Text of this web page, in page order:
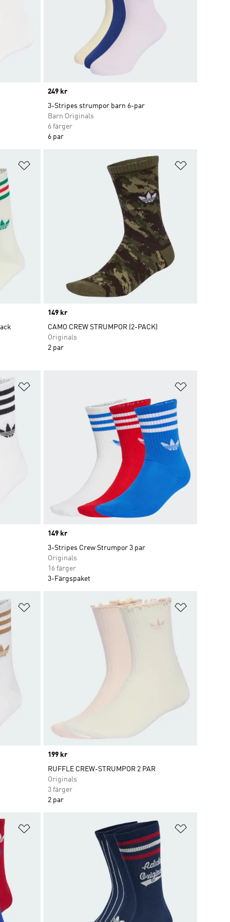
Price
249 kr
3-Stripes strumpor barn 6-par
Barn Originals
6 färger
6 par
Lägg till på önskelistan
Price
149 kr
CAMO CREW STRUMPOR (2-PACK)
Originals
2 par
Price
149 kr
3-Stripes Crew Strumpor 3 par
Originals
16 färger
3-Färgspaket
Lägg till på önskelistan
Price
199 kr
RUFFLE CREW-STRUMPOR 2 PAR
Originals
3 färger
2 par
Lägg till på önskelistan